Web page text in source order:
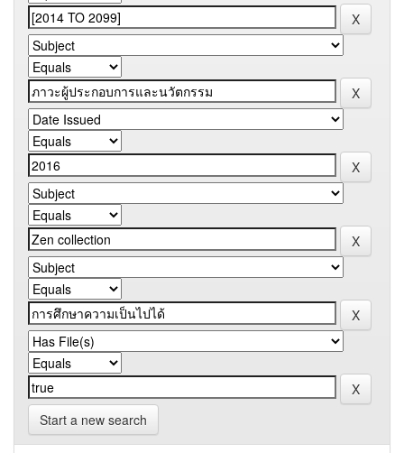
Start a new search